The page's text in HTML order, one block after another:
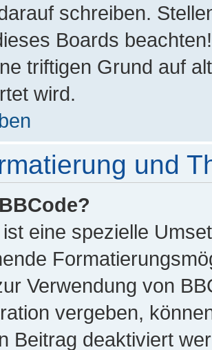
schreiben.
Boards
triftigen Grund auf
wird.
und
eine spezielle
Verwendung von
vergeben,
Beitrag deaktiviert